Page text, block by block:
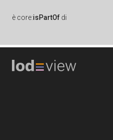
è core:isPartOf di